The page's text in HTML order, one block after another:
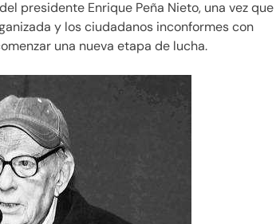
presidente Enrique Peña Nieto, una vez que
y los ciudadanos inconformes con
una nueva etapa de lucha.